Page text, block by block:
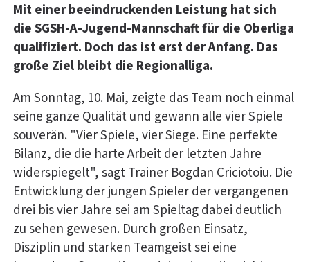
Mit einer beeindruckenden Leistung hat sich
die SGSH-A-Jugend-Mannschaft für die Oberliga
qualifiziert. Doch das ist erst der Anfang. Das
große Ziel bleibt die Regionalliga.
Am Sonntag, 10. Mai, zeigte das Team noch einmal
seine ganze Qualität und gewann alle vier Spiele
souverän. "Vier Spiele, vier Siege. Eine perfekte
Bilanz, die die harte Arbeit der letzten Jahre
widerspiegelt", sagt Trainer Bogdan Criciotoiu. Die
Entwicklung der jungen Spieler der vergangenen
drei bis vier Jahre sei am Spieltag dabei deutlich
zu sehen gewesen. Durch großen Einsatz,
Disziplin und starken Teamgeist sei eine